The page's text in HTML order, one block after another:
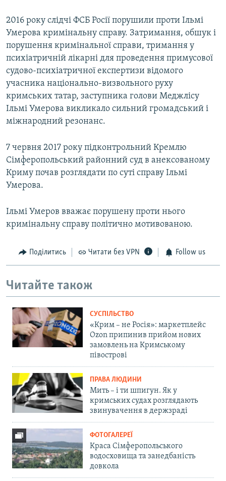
2016 року слідчі ФСБ Росії порушили проти Ільмі
Умерова кримінальну справу. Затримання, обшук і
порушення кримінальної справи, тримання у
психіатричній лікарні для проведення примусової
судово-психіатричної експертизи відомого
учасника національно-визвольного руху
кримських татар, заступника голови Меджлісу
Ільмі Умерова викликало сильний громадський і
міжнародний резонанс.
7 червня 2017 року підконтрольний Кремлю
Сімферопольський районний суд в анексованому
Криму почав розглядати по суті справу Ільмі
Умерова.
Ільмі Умеров вважає порушену проти нього
кримінальну справу політично мотивованою.
Поділитись Читати без VPN Follow us
Читайте також
СУСПІЛЬСТВО
«Крим – не Росія»: маркетплейс
Ozon припинив прийом нових
замовлень на Кримському
півострові
ПРАВА ЛЮДИНИ
Мить – і ти шпигун. Як у
кримських судах розглядають
звинувачення в держзраді
ФОТОГАЛЕРЕЇ
Краса Сімферопольського
водосховища та занедбаність
довкола